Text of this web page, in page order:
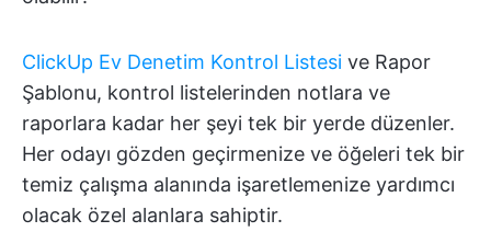
ClickUp Ev Denetim Kontrol Listesi ve Rapor
Şablonu, kontrol listelerinden notlara ve
raporlara kadar her şeyi tek bir yerde düzenler.
Her odayı gözden geçirmenize ve öğeleri tek bir
temiz çalışma alanında işaretlemenize yardımcı
olacak özel alanlara sahiptir.